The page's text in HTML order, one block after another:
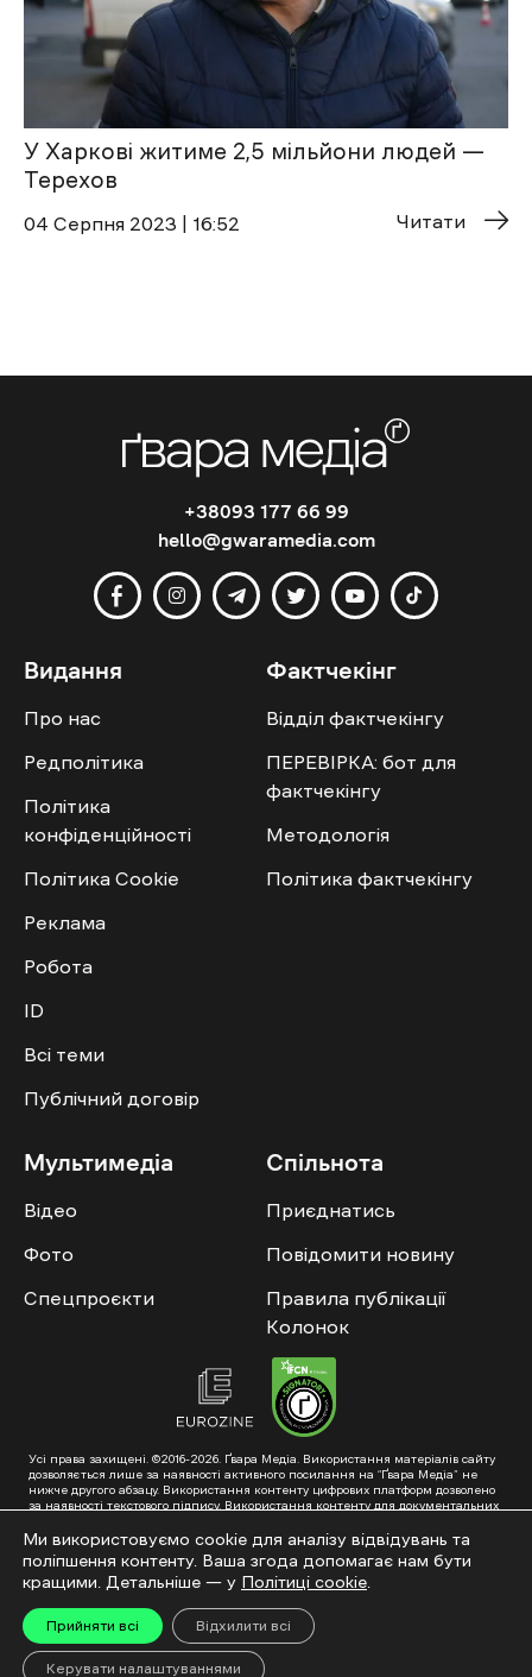
У Харкові житиме 2,5 мільйони людей —
Терехов
04 Cерпня 2023 | 16:52 Читати
+38093 177 66 99
hello@gwaramedia.com
Видання
Про нас
Редполітика
Політика
конфіденційності
Політика Cookie
Реклама
Робота
ID
Всі теми
Публічний договір
Фактчекінг
Відділ фактчекінгу
ПЕРЕВІРКА: бот для
фактчекінгу
Методологія
Політика фактчекінгу
Мультимедіа
Відео
Фото
Спецпроєкти
Спільнота
Приєднатись
Повідомити новину
Правила публікації
Колонок
Усі права захищені. ©2016-2026. Ґвара Медіа. Використання матеріалів сайту
дозволяється лише за наявності активного посилання на “Ґвара Медіа” не
нижче другого абзацу. Використання контенту цифрових платформ дозволено
за наявності текстового підпису. Використання контенту для документальних
схвалення від редакції.
Суб’єкт у сфері онлайн-медіа; ідентифікатор медіа – R40-01353. Поштова
адреса: ГО «Ґвара Медіа», 61057, Харків, вул. Гоголя, 14, абонентська скринька
№7400
Підкинь нам тему на пошту – hello@gwaramedia.com
Модернізація сайту:
Ми використовуємо cookie для аналізу відвідувань та
поліпшення контенту. Ваша згода допомагає нам бути
кращими. Детальніше — у Політиці cookie
Прийняти всі Відхилити всі
Керувати налаштуваннями